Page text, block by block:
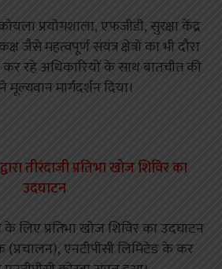
प्रयोगशाला, एफजीडी, सुरक्षा केंद्र
जैसे महत्वपूर्ण संयंत्र क्षेत्रों का भी दौरा
कर रहे अधिकारियों के साथ बातचीत की
मार्गदर्शन दिया।
तीरंदाजी प्रतिभा खोज शिविर का
उदघाटन
के लिए प्रतिभा खोज शिविर का उदघाटन
(प्रचालन), एनटीपीसी लिमिटेड के कर